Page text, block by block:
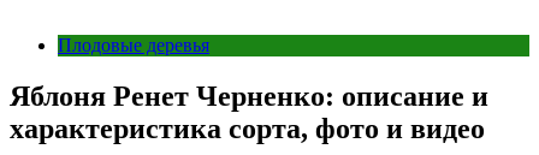
Плодовые деревья
Яблоня Ренет Черненко: описание и
характеристика сорта, фото и видео